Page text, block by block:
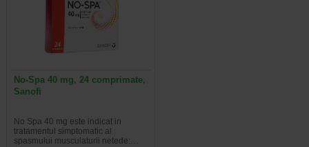
No-Spa 40 mg, 24 comprimate,
Sanofi
No Spa 40 mg este indicat in
tratamentul simptomatic al
spasmului musculaturii netede:…